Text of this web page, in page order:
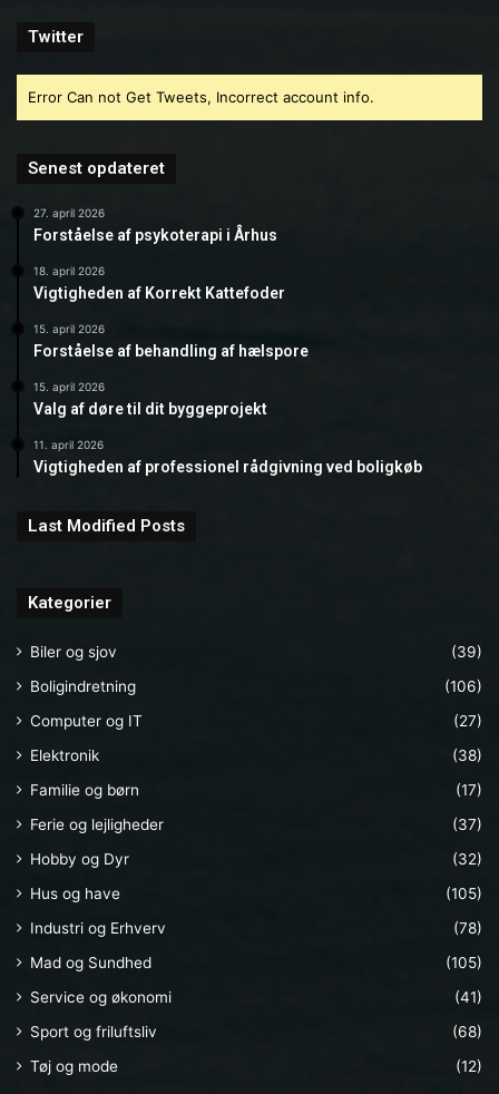
Twitter
Error Can not Get Tweets, Incorrect account info.
Senest opdateret
27. april 2026
Forståelse af psykoterapi i Århus
18. april 2026
Vigtigheden af Korrekt Kattefoder
15. april 2026
Forståelse af behandling af hælspore
15. april 2026
Valg af døre til dit byggeprojekt
11. april 2026
Vigtigheden af professionel rådgivning ved boligkøb
Last Modified Posts
Kategorier
Biler og sjov
(39)
Boligindretning
(106)
Computer og IT
(27)
Elektronik
(38)
Familie og børn
(17)
Ferie og lejligheder
(37)
Hobby og Dyr
(32)
Hus og have
(105)
Industri og Erhverv
(78)
Mad og Sundhed
(105)
Service og økonomi
(41)
Sport og friluftsliv
(68)
Tøj og mode
(12)